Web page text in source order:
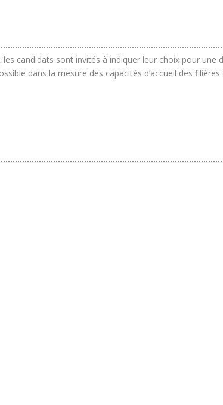
candidats sont invités à indiquer leur choix pour une
dans la mesure des capacités d’accueil des